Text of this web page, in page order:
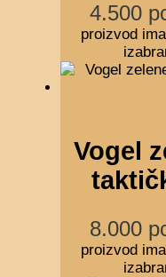
4.500
proizvod
Vogel
8.000
proizvod